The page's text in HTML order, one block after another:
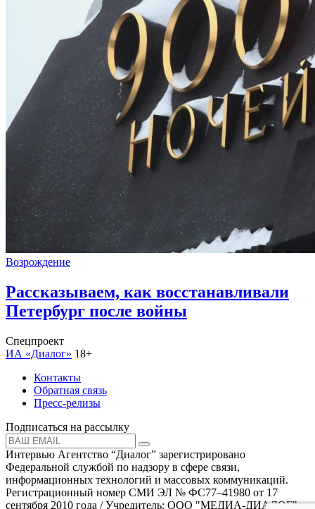
Возрождение
Рассказываем, как восстанавливали
Петербург после войны
Спецпроект
ИА «Диалог» 18+
Контакты
Обратная связь
Пресс-релизы
Подписаться на рассылку
Интервью Агентство “Диалог” зарегистрировано
Федеральной службой по надзору в сфере связи,
информационных технологий и массовых коммуникаций.
Регистрационный номер СМИ ЭЛ № ФС77–41980 от 17
сентября 2010 года / Учредитель: ООО "МЕДИА-ДИАЛОГ"